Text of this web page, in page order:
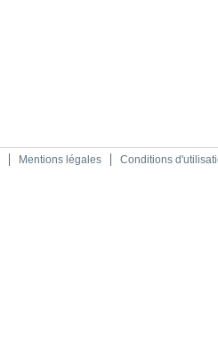
Mentions légales Conditions